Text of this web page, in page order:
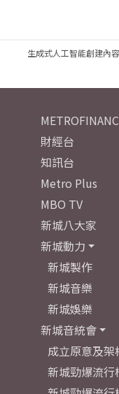
生成式人工智能創建內
財經台
知訊台
Metro Plus
MBO TV
新城八大家
新城動力
新城製作
新城音樂
新城娛樂
新城音統會
成立原意及架
新城勁爆流行